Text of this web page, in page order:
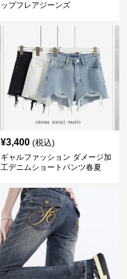
ップフレアジーンズ
¥3,400 (税込)
ギャルファッション ダメージ加
工デニムショートパンツ春夏